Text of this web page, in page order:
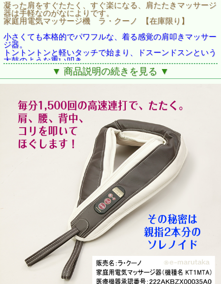
凝った肩をすぐたたく、すぐ楽になる、肩たたきマッサージ
器は手軽なのがなによりです。
家庭用電気マッサージ機 ラ・クーノ 【在庫限り】
小さくても本格的でパワフルな、着る感覚の肩叩きマッサー
ジ器。
トントントンと軽いタッチで始まり、ドスーンドスンという
太鼓のような重い叩き、
パタパタ素早い叩き、いろいろな合せ技が気持ちよさの秘密
▼ 商品説明の続きを見る ▼